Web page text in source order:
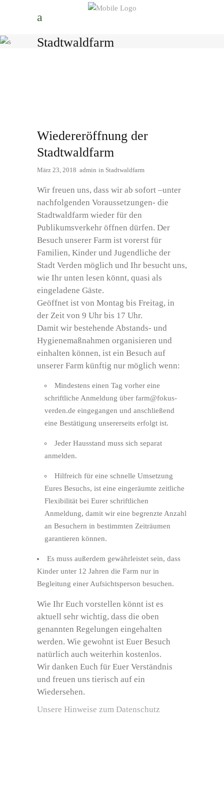
Stadtwaldfarm
Wiedereröffnung der
Stadtwaldfarm
März 23, 2018 admin in Stadtwaldfarm
Wir freuen uns, dass wir ab sofort –unter
nachfolgenden Voraussetzungen- die
Stadtwaldfarm wieder für den
Publikumsverkehr öffnen dürfen. Der
Besuch unserer Farm ist vorerst für
Familien, Kinder und Jugendliche der
Stadt Verden möglich und Ihr besucht uns,
wie Ihr unten lesen könnt, quasi als
eingeladene Gäste.
Geöffnet ist von Montag bis Freitag, in
der Zeit von 9 Uhr bis 17 Uhr.
Damit wir bestehende Abstands- und
Hygienemaßnahmen organisieren und
einhalten können, ist ein Besuch auf
unserer Farm künftig nur möglich wenn:
Mindestens einen Tag vorher eine
schriftliche Anmeldung über farm@fokus-
verden.de eingegangen und anschließend
eine Bestätigung unsererseits erfolgt ist.
Jeder Hausstand muss sich separat
anmelden.
Hilfreich für eine schnelle Umsetzung
Eures Besuchs, ist eine eingeräumte zeitliche
Flexibilität bei Eurer schriftlichen
Anmeldung, damit wir eine begrenzte Anzahl
an Besuchern in bestimmten Zeiträumen
garantieren können.
Es muss außerdem gewährleistet sein, dass
Kinder unter 12 Jahren die Farm nur in
Begleitung einer Aufsichtsperson besuchen.
Wie Ihr Euch vorstellen könnt ist es
aktuell sehr wichtig, dass die oben
genannten Regelungen eingehalten
werden. Wie gewohnt ist Euer Besuch
natürlich auch weiterhin kostenlos.
Wir danken Euch für Euer Verständnis
und freuen uns tierisch auf ein
Wiedersehen.
Unsere Hinweise zum Datenschutz